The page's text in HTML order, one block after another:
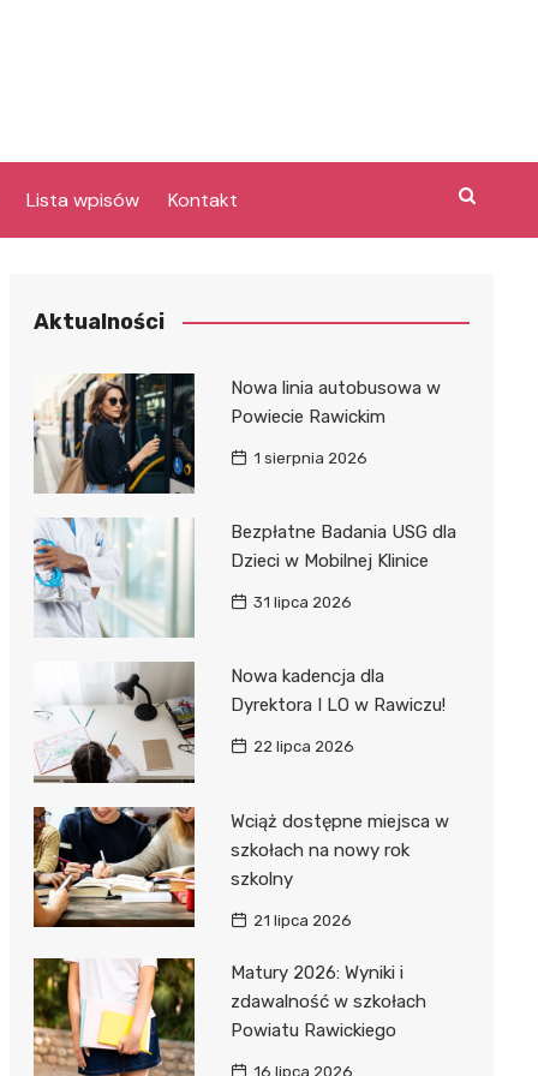
Lista wpisów Kontakt
Aktualności
Nowa linia autobusowa w
Powiecie Rawickim
1 sierpnia 2026
Bezpłatne Badania USG dla
Dzieci w Mobilnej Klinice
31 lipca 2026
Nowa kadencja dla
Dyrektora I LO w Rawiczu!
22 lipca 2026
Wciąż dostępne miejsca w
szkołach na nowy rok
szkolny
21 lipca 2026
Matury 2026: Wyniki i
zdawalność w szkołach
Powiatu Rawickiego
16 lipca 2026